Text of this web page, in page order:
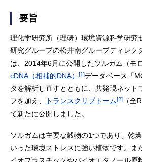
要旨
理化学研究所（理研）環境資源科学研究
研究グループの松井南グループディレク
は、2014年6月に公開したソルガム（モ
cDNA（相補的DNA）
[1]データベース「
タを解析し直すとともに、共発現ネット
フを加え、
トランスクリプトーム[2]
（全
て新たに公開しました。
ソルガムは主要な穀物の1つであり、乾
いった環境ストレスに強い植物です。ま